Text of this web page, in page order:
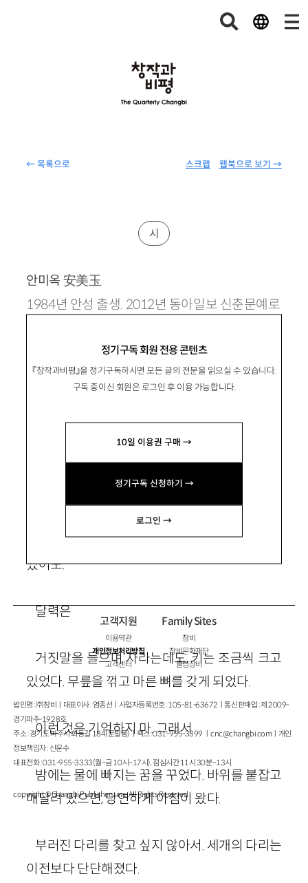
← 목록으로 웹북으로 보기 →
스크랩
정기구독 회원 전용 콘텐츠
『창작과비평』을 정기구독하시면 모든 글의 전문을 읽으실 수 있습니다.
구독 중이신 회원은 로그인 후 이용 가능합니다.
10일 이용권 구매 →
정기구독 신청하기 →
로그인 →
시
안미옥 安美玉
1984년 안성 출생. 2012년 동아일보 신춘문예로
myugi3@empas.com
의자들
셀 수 없는 것들이 늘어간다. 기다리는 연락이
있어도.
달력은
거짓말을 들으며 자라는데도, 키는 조금씩 크고
있었다. 무릎을 꺾고 마른 뼈를 갖게 되었다.
이런 것은 기억하지 마. 그래서
밤에는 물에 빠지는 꿈을 꾸었다. 바위를 붙잡고
매달려 있으면, 당연하게 아침이 왔다.
부러진 다리를 찾고 싶지 않아서. 세개의 다리는
이전보다 단단해졌다.
고객지원
이용약관
개인정보처리방침
고객센터
Family Sites
창비
창비문화재단
클럽창비
법인명 : ㈜창비ㅣ대표이사 : 염종선ㅣ사업자등록번호 : 105-81-63672ㅣ통신판매업 : 제 2009-
경기파주-1928호
주소 : 경기도 파주시 회동길 184(문발동)ㅣ팩스 : 031-955-3399 ㅣcnc@changbi.com ㅣ개인
정보책임자 : 신문수
대표전화 : 031-955-3333(월~금 10시~17시), 점심시간 11시 30분~13시
copyright © Changbi Publishers, inc. All Rights Reserved.